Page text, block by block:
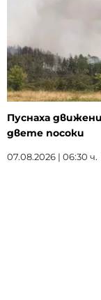
Пуснаха
двете посоки
07.08.2026 | 06:30 ч.